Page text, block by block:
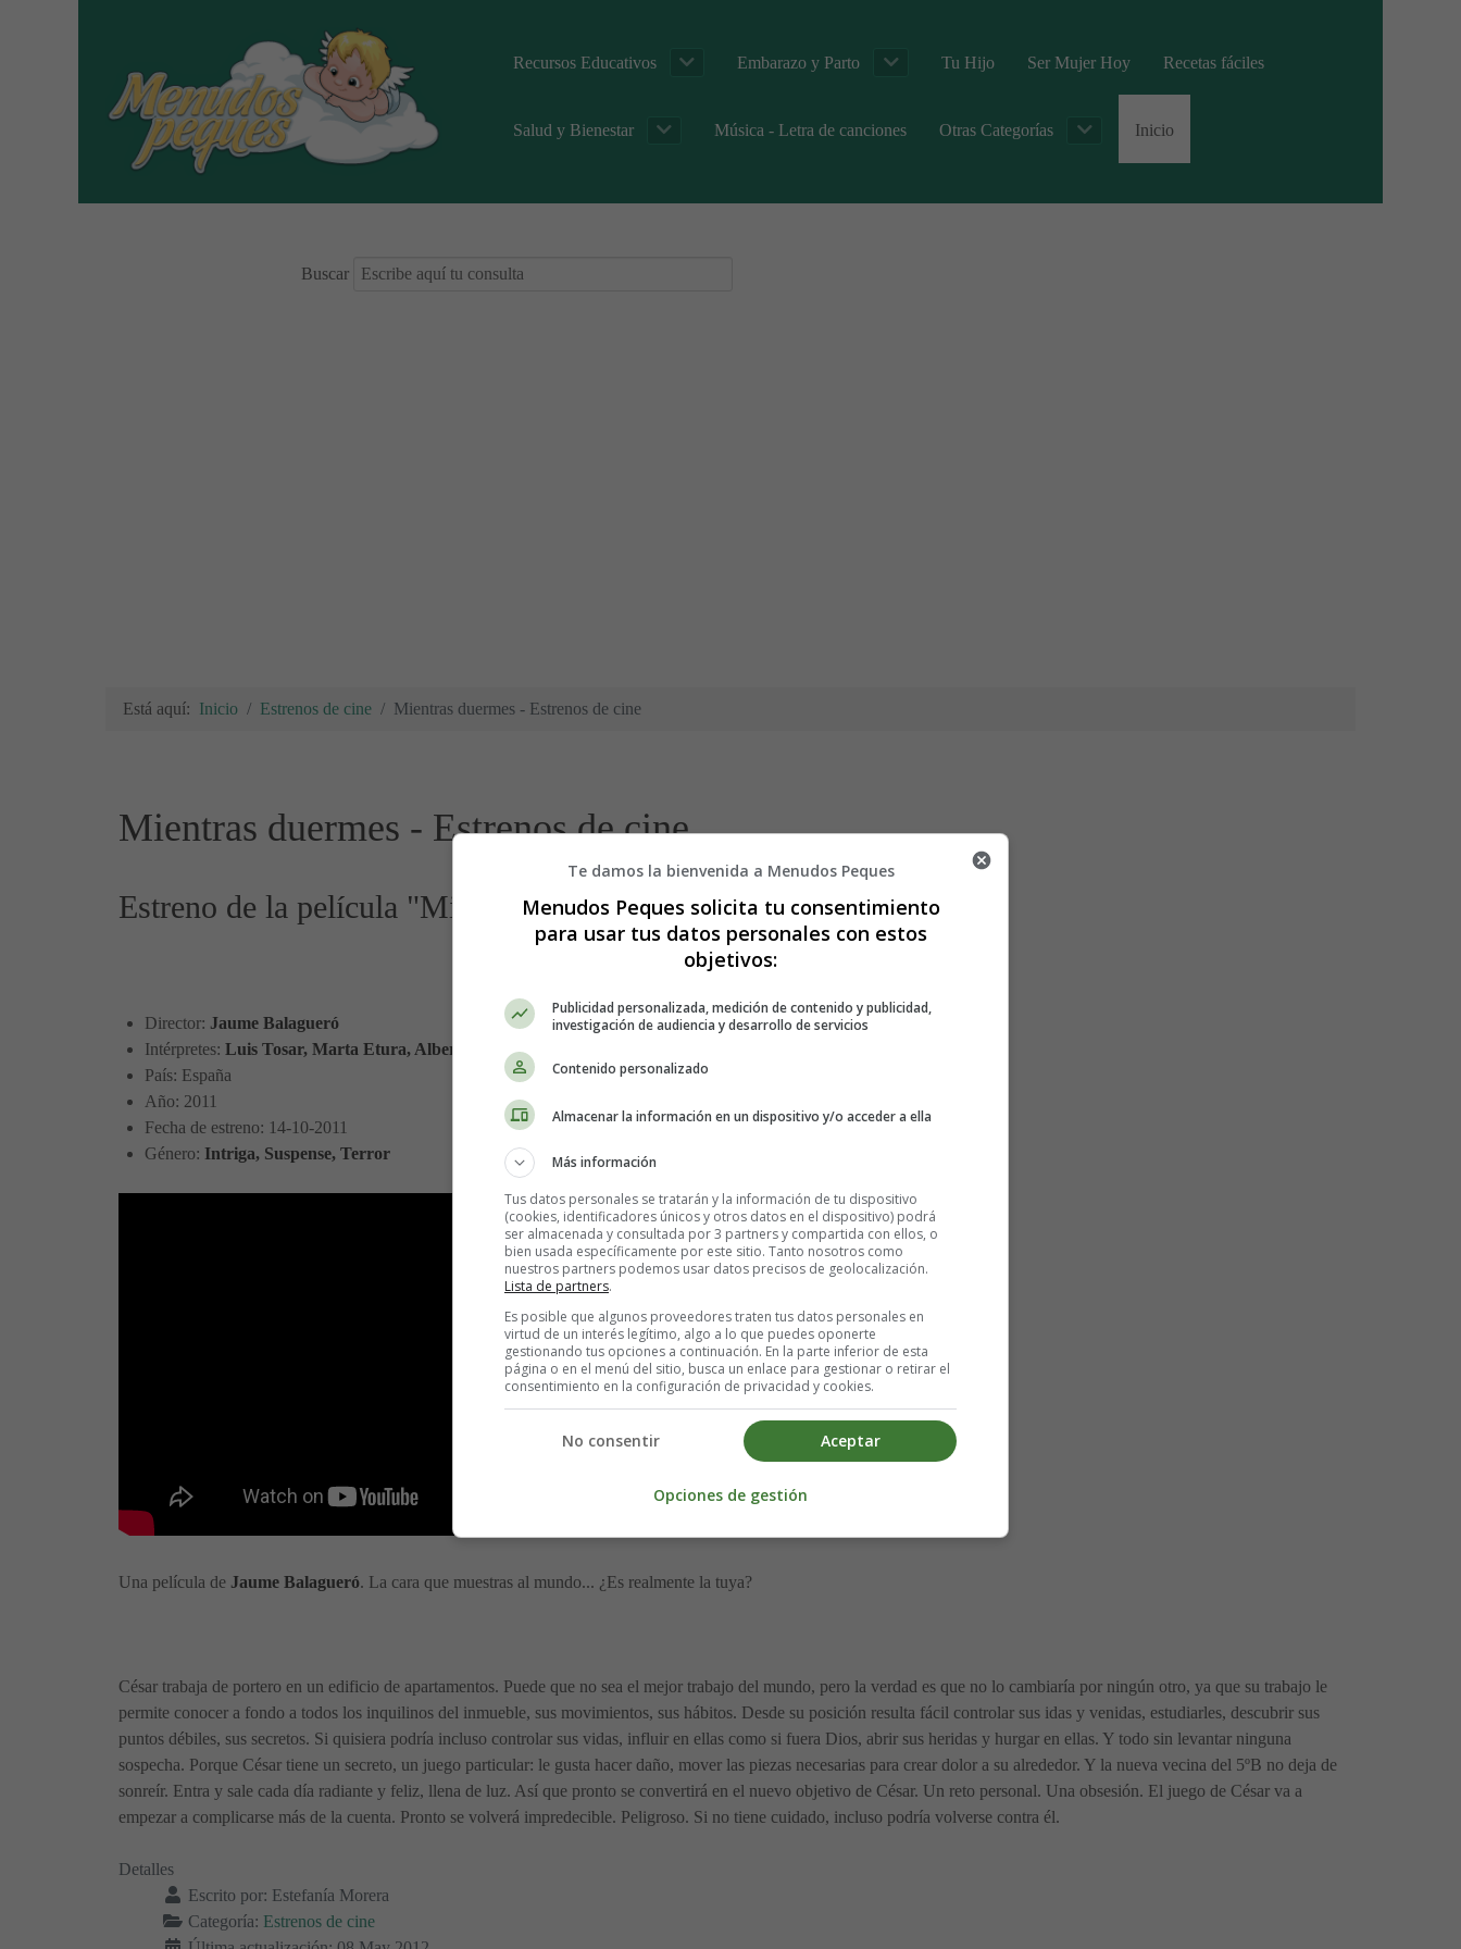
Recursos Educativos Embarazo y Parto Tu Hijo Ser Mujer Hoy Recetas fáciles
Salud y Bienestar Música - Letra de canciones Otras Categorías Inicio
Buscar
Está aquí: Inicio Estrenos de cine Mientras duermes - Estrenos de cine
Mientras duermes - Estrenos de cine
Estreno de la película "Mientras duermes"
Director: Jaume Balagueró
Intérpretes: Luis Tosar, Marta Etura, Alberto San Juan
País: España
Año: 2011
Fecha de estreno: 14-10-2011
Género: Intriga, Suspense, Terror
Una película de Jaume Balagueró. La cara que muestras al mundo... ¿Es realmente la tuya?
César trabaja de portero en un edificio de apartamentos. Puede que no sea el mejor trabajo del mundo, pero la verdad es que no lo cambiaría por ningún otro, ya que su trabajo le
permite conocer a fondo a todos los inquilinos del inmueble, sus movimientos, sus hábitos. Desde su posición resulta fácil controlar sus idas y venidas, estudiarles, descubrir sus
puntos débiles, sus secretos. Si quisiera podría incluso controlar sus vidas, influir en ellas como si fuera Dios, abrir sus heridas y hurgar en ellas. Y todo sin levantar ninguna
sospecha. Porque César tiene un secreto, un juego particular: le gusta hacer daño, mover las piezas necesarias para crear dolor a su alrededor. Y la nueva vecina del 5ºB no deja de
sonreír. Entra y sale cada día radiante y feliz, llena de luz. Así que pronto se convertirá en el nuevo objetivo de César. Un reto personal. Una obsesión. El juego de César va a
empezar a complicarse más de la cuenta. Pronto se volverá impredecible. Peligroso. Si no tiene cuidado, incluso podría volverse contra él.
Detalles
Escrito por: Estefanía Morera
Categoría: Estrenos de cine
Te damos la bienvenida a Menudos Peques
Menudos Peques solicita tu consentimiento
para usar tus datos personales con estos
objetivos:
Publicidad personalizada, medición de contenido y publicidad,
investigación de audiencia y desarrollo de servicios
Contenido personalizado
Almacenar la información en un dispositivo y/o acceder a ella
Más información
Tus datos personales se tratarán y la información de tu dispositivo
(cookies, identificadores únicos y otros datos en el dispositivo) podrá
ser almacenada y consultada por 3 partners y compartida con ellos, o
bien usada específicamente por este sitio. Tanto nosotros como
nuestros partners podemos usar datos precisos de geolocalización.
Lista de partners.
Es posible que algunos proveedores traten tus datos personales en
virtud de un interés legítimo, algo a lo que puedes oponerte
gestionando tus opciones a continuación. En la parte inferior de esta
página o en el menú del sitio, busca un enlace para gestionar o retirar el
consentimiento en la configuración de privacidad y cookies.
Aceptar
No consentir
Opciones de gestión